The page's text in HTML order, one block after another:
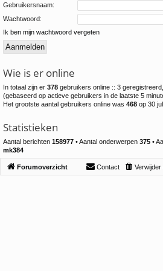
Gebruikersnaam:
Wachtwoord:
Ik ben mijn wachtwoord vergeten
Wie is er online
In totaal zijn er 378 gebruikers online :: 3
(gebaseerd op actieve gebruikers in de laatste 5
Het grootste aantal gebruikers online was 468 op 30
Statistieken
Aantal berichten 158977 • Aantal onderwerpen 375 •
mk384
Forumoverzicht Contact